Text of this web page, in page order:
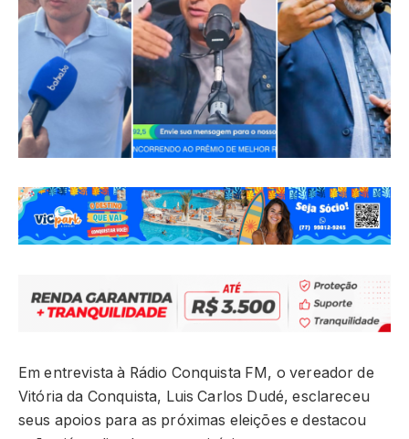
Em entrevista à Rádio Conquista FM, o vereador de
Vitória da Conquista, Luis Carlos Dudé, esclareceu
seus apoios para as próximas eleições e destacou